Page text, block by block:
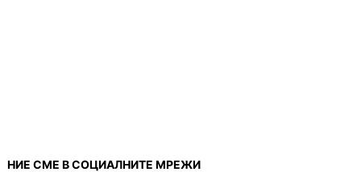
НИЕ СМЕ В СОЦИАЛНИТЕ МРЕЖИ